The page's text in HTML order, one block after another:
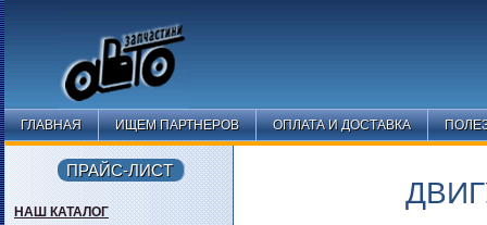
ГЛАВНАЯ ИЩЕМ ПАРТНЕРОВ ОПЛАТА И ДОСТАВКА
ПРАЙС-ЛИСТ
НАШ КАТАЛОГ